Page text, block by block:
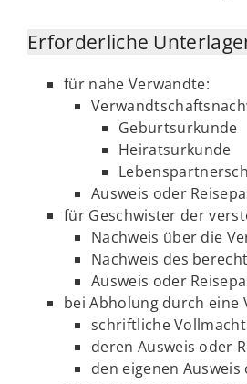
Erforderliche
für nahe Verwandte:
Geburtsurkunde
Heiratsurkunde
Ausweis oder
für Geschwister der
Nachweis über die
Nachweis des
Ausweis oder
bei Abholung durch eine
schriftliche
deren Ausweis oder
den eigenen Ausweis